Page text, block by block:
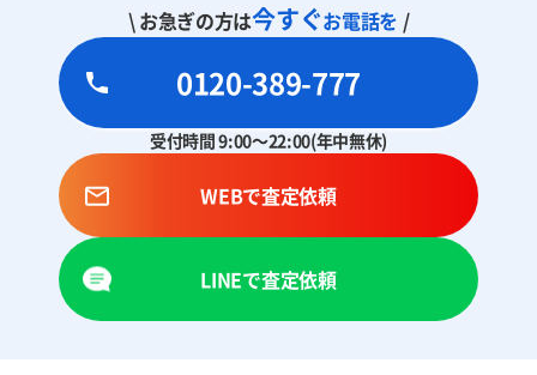
\ お急ぎの方は今すぐお電話を /
0120-389-777
受付時間 9:00～22:00(年中無休)
WEBで査定依頼
LINEで査定依頼